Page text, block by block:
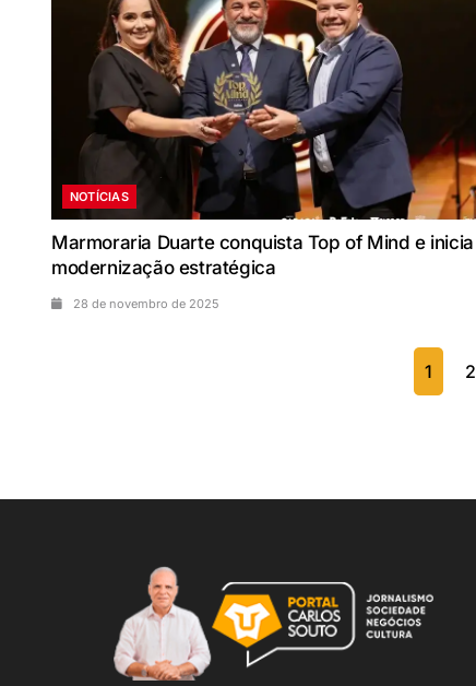
NOTÍCIAS
Marmoraria Duarte conquista Top of Mind e inicia
modernização estratégica
28 de novembro de 2025
1 2